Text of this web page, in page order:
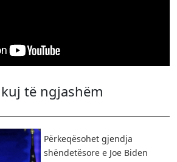
të ngjashëm
Përkeqësohet gjendja
shëndetësore e Joe Biden